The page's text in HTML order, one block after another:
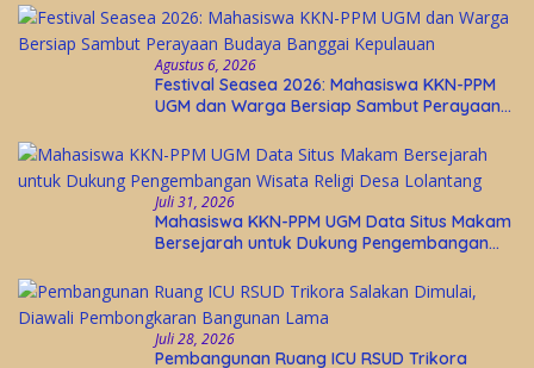
Agustus 6, 2026
Festival Seasea 2026: Mahasiswa KKN-PPM
UGM dan Warga Bersiap Sambut Perayaan
Juli 31, 2026
Mahasiswa KKN-PPM UGM Data Situs Makam
Bersejarah untuk Dukung Pengembangan
Juli 28, 2026
Pembangunan Ruang ICU RSUD Trikora